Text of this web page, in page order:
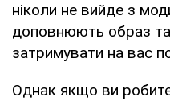
ніколи не вийде з
доповнюють образ
затримувати на вас
Однак якщо ви